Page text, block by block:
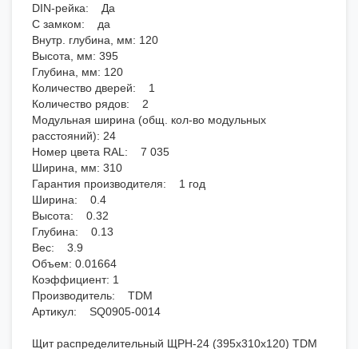
DIN-рейка: Да
С замком: да
Внутр. глубина, мм: 120
Высота, мм: 395
Глубина, мм: 120
Количество дверей: 1
Количество рядов: 2
Модульная ширина (общ. кол-во модульных
расстояний): 24
Номер цвета RAL: 7 035
Ширина, мм: 310
Гарантия производителя: 1 год
Ширина: 0.4
Высота: 0.32
Глубина: 0.13
Вес: 3.9
Объем: 0.01664
Коэффициент: 1
Производитель: TDM
Артикул: SQ0905-0014
Щит распределительный ЩРН-24 (395х310х120) TDM